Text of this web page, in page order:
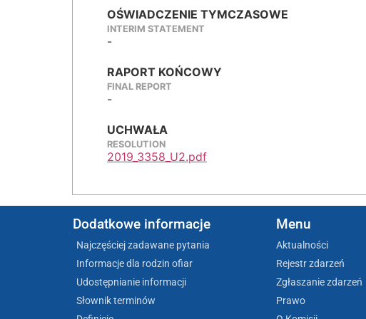
OŚWIADCZENIE TYMCZASOWE
INTERIM STATEMENT
-
RAPORT KOŃCOWY
FINAL REPORT
-
UCHWAŁA
RESOLUTION
2019_3358_U2.pdf
Dodatkowe informacje
Najczęściej zadawane pytania
Informacje dla rodzin ofiar
Udostępnianie informacji
Słownik terminów
Menu
Aktualności
Rejestr zdarzeń
Zgłaszanie zdarzeń
Prawo